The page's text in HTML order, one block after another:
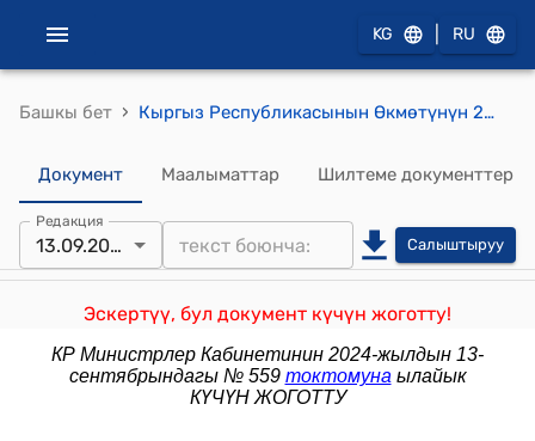
KG RU
Башкы бет › Кыргыз Республикасынын Өкмөтүнүн 2018-жылдын 27-сентябрындагы № 448 "Кыргыз Республикасынын Өкмөтүнүн 2017-жылдын 28-февралындагы № 129 "Башкаруучу компанияларды тандоо укугун пайдаланбаган камсыздандырылган адамдардын пайдасына түзүлгөн пенсиялык топтоо каражаттарын Кыргыз Республикасынын Социалдык фонду тарабынан башкаруунун эрежелерин бекитүү тууралуу" токтомуна өзгөртүү киргизүү жөнүндө" токтому
Документ Маалыматтар Шилтеме документтер
Редакция
13.09.2024 Салыштыруу
Эскертүү, бул документ күчүн жоготту!